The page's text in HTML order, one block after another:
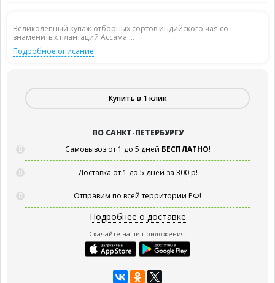
Великолепный купаж отборных сортов индийского чая со
знаменитых плантаций Ассама ...
Подробное описание
Купить в 1 клик
ПО САНКТ-ПЕТЕРБУРГУ
Самовывоз от 1 до 5 дней БЕСПЛАТНО!
Доставка от 1 до 5 дней за 300 р!
Отправим по всей территории РФ!
Подробнее о доставке
Скачайте наши приложения: